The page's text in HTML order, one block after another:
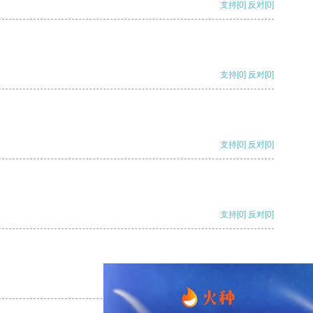
支持[0] 反对[0]
支持[0] 反对[0]
支持[0] 反对[0]
支持[0] 反对[0]